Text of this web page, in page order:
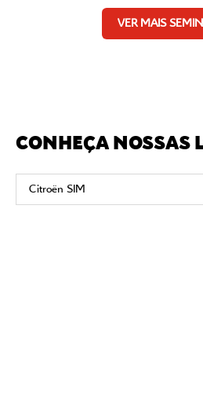
VER MAIS
CONHEÇA NOSSAS